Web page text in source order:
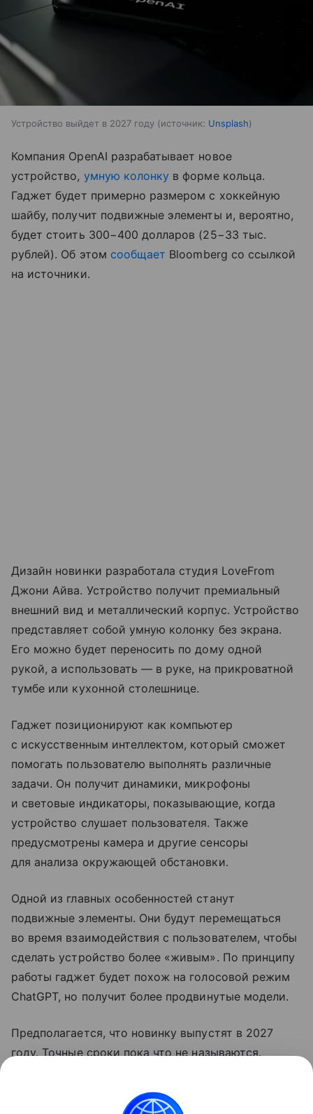
Устройство выйдет в 2027 году источник: Unsplash
Компания OpenAI разрабатывает новое
устройство, умную колонку в форме кольца.
Гаджет будет примерно размером с хоккейную
шайбу, получит подвижные элементы и, вероятно,
будет стоить 300−400 долларов (25−33 тыс.
рублей). Об этом сообщает Bloomberg со ссылкой
на источники.
Дизайн новинки разработала студия LoveFrom
Джони Айва. Устройство получит премиальный
внешний вид и металлический корпус. Устройство
представляет собой умную колонку без экрана.
Его можно будет переносить по дому одной
рукой, а использовать — в руке, на прикроватной
тумбе или кухонной столешнице.
Гаджет позиционируют как компьютер
с искусственным интеллектом, который сможет
помогать пользователю выполнять различные
задачи. Он получит динамики, микрофоны
и световые индикаторы, показывающие, когда
устройство слушает пользователя. Также
предусмотрены камера и другие сенсоры
для анализа окружающей обстановки.
Одной из главных особенностей станут
подвижные элементы. Они будут перемещаться
во время взаимодействия с пользователем, чтобы
сделать устройство более «живым». По принципу
работы гаджет будет похож на голосовой режим
ChatGPT, но получит более продвинутые модели.
Предполагается, что новинку выпустят в 2027
году. Точные сроки пока что не называются.
выпустиласвой первый гаджет.